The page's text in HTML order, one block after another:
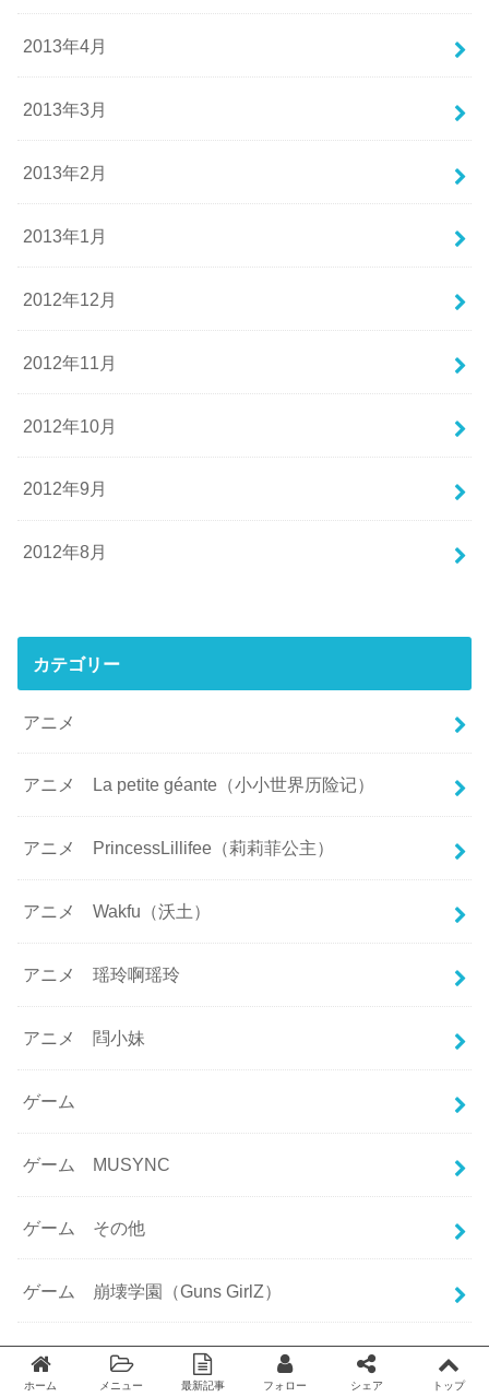
2013年4月
2013年3月
2013年2月
2013年1月
2012年12月
2012年11月
2012年10月
2012年9月
2012年8月
カテゴリー
アニメ
アニメ La petite géante（小小世界历险记）
アニメ PrincessLillifee（莉莉菲公主）
アニメ Wakfu（沃土）
アニメ 瑶玲啊瑶玲
アニメ 閰小妹
ゲーム
ゲーム MUSYNC
ゲーム その他
ゲーム 崩壊学園（Guns GirlZ）
ゲーム 戦艦少女
ホーム メニュー 最新記事 フォロー シェア トップ
Twitter facebook